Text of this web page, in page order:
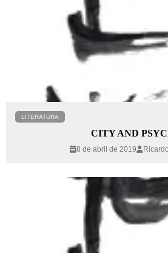
LITERATURA
CITY AND
8 de abril de 2019